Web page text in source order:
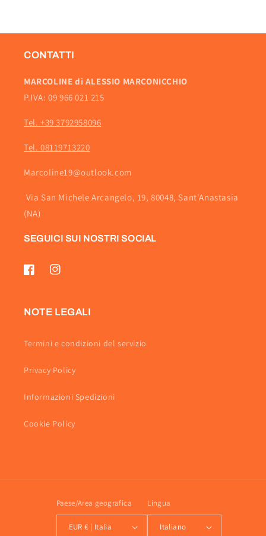
CONTATTI
MARCOLINE di ALESSIO MARCONICCHIO
P.IVA: 09 966 021 215
Tel. +39 3792958096
Tel. 08119713220
Marcoline19@outlook.com
Via San Michele Arcangelo, 19, 80048, Sant'Anastasia
(NA)
SEGUICI SUI NOSTRI SOCIAL
FacebookInstagram
NOTE LEGALI
Termini e condizioni del servizio
Privacy Policy
Informazioni Spedizioni
Cookie Policy
Paese/Area geografica
EUR € | Italia
Lingua
Italiano